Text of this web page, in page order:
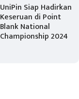
UniPin Siap Hadirkan
Keseruan di Point
Blank National
Championship 2024